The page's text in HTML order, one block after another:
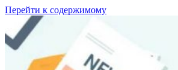
Перейти к содержимому